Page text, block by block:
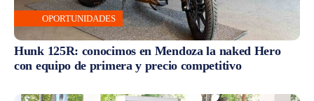
OPORTUNIDADES
Hunk 125R: conocimos en Mendoza la naked Hero
con equipo de primera y precio competitivo